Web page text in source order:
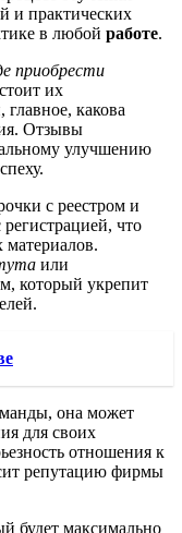
и практических
в любой работе.
приобрести
их
главное, какова
Отзывы
улучшению
с реестром и
регистрацией, что
материалов.
или
который укрепит
она может
для своих
отношения к
репутацию фирмы
будет максимально